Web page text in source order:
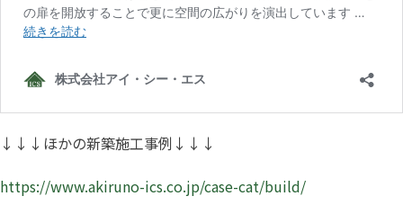
↓↓↓ほかの新築施工事例↓↓↓
https://www.akiruno-ics.co.jp/case-cat/build/